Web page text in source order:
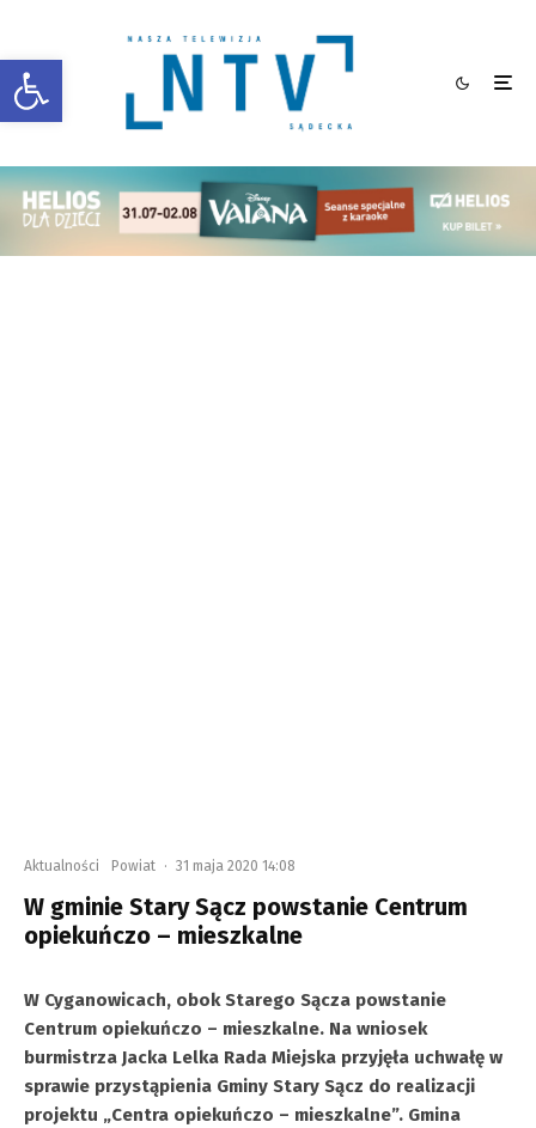
Otwórz pasek narzędzi
Aktualności Powiat · 31 maja 2020 14:08
W gminie Stary Sącz powstanie Centrum
opiekuńczo – mieszkalne
W Cyganowicach, obok Starego Sącza powstanie
Centrum opiekuńczo – mieszkalne. Na wniosek
burmistrza Jacka Lelka Rada Miejska przyjęła uchwałę w
sprawie przystąpienia Gminy Stary Sącz do realizacji
projektu „Centra opiekuńczo – mieszkalne”. Gmina